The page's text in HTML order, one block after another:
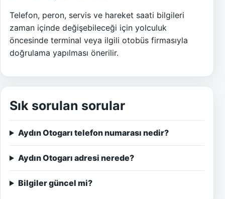
Telefon, peron, servis ve hareket saati bilgileri
zaman içinde değişebileceği için yolculuk
öncesinde terminal veya ilgili otobüs firmasıyla
doğrulama yapılması önerilir.
Sık sorulan sorular
Aydın Otogarı telefon numarası nedir?
Aydın Otogarı adresi nerede?
Bilgiler güncel mi?